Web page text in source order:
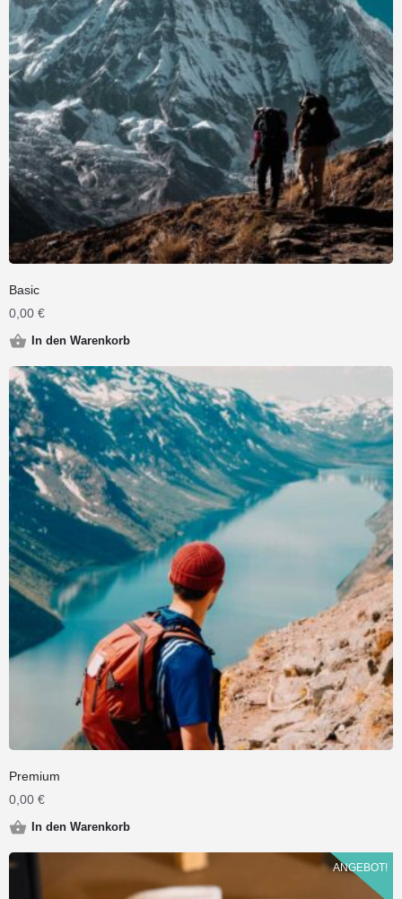
Basic
0,00 €
In den Warenkorb
Premium
0,00 €
In den Warenkorb
ANGEBOT!